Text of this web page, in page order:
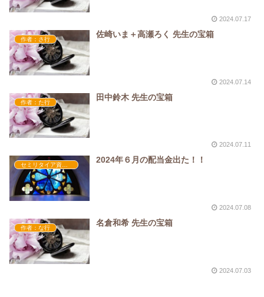
2024.07.17
作者：さ行
佐崎いま＋高瀬ろく 先生の宝箱
2024.07.14
作者：た行
田中鈴木 先生の宝箱
2024.07.11
セミリタイア資金・配当金
2024年６月の配当金出た！！
2024.07.08
作者：な行
名倉和希 先生の宝箱
2024.07.03